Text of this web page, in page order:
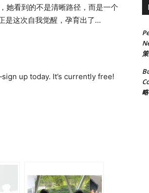
她看到的不是清晰路径，而是一个
是这次自我觉醒，孕育出了
以及引导他人穿越领导力转折点
Duong Thuy，正带领企业高
导力与传承相遇 打造越南本土教
未来：退休后要做什么？现在又
始学习，我便感受到一种深刻的
Executive Coaching”的 ICF 二
证课程在越南的官方讲师。 我始
是我所引入越南课程的优势。至
up today. It’s currently free!